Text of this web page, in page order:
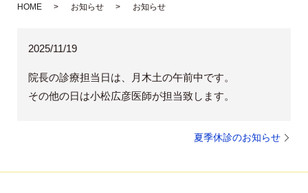
HOME お知らせ お知らせ
2025/11/19
院長の診療担当日は、月木土の午前中です。
その他の日は小松広彦医師が担当致します。
夏季休診のお知らせ